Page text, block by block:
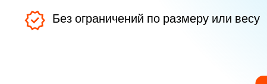
Без ограничений по размеру или весу